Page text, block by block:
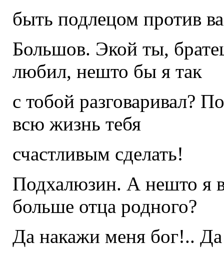
быть подлецом против
Большов. Экой ты,
любил, нешто бы я так
с тобой разговаривал?
всю жизнь тебя
счастливым сделать!
Подхалюзин. А нешто я
больше отца родного?
Да накажи меня бог!.. Да